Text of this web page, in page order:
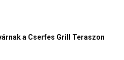
a Cserfes Grill Teraszon